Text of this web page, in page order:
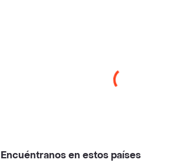
Encuéntranos en estos países